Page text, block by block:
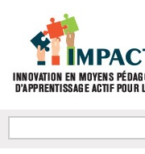
FORMULAIRE DE